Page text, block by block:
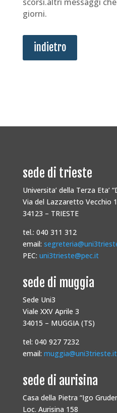
giorni.
indietro
sede di trieste
Universita’ della Terza Eta’
Via del Lazzaretto Vecchio
34123 – TRIESTE
tel.: 040 311 312
email:
PEC: uni3trieste@pec.it
sede di muggia
Sede Uni3
Viale XXV Aprile 3
34015 – MUGGIA (TS)
tel: 040 927 7232
email: muggia@uni3trieste.it
sede di aurisina
Casa della Pietra “Igo
Loc. Aurisina 158